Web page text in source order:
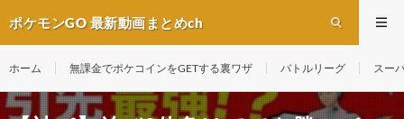
ポケモンGO 最新動画まとめch
ホーム 無課金でポケコインをGETする裏ワザ バトルリーグ スー